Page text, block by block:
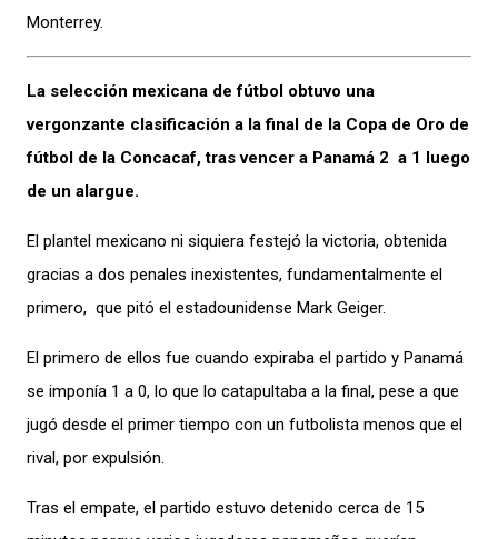
Monterrey.
La selección mexicana de fútbol obtuvo una
vergonzante clasificación a la final de la Copa de Oro de
fútbol de la Concacaf, tras vencer a Panamá 2 a 1 luego
de un alargue.
El plantel mexicano ni siquiera festejó la victoria, obtenida
gracias a dos penales inexistentes, fundamentalmente el
primero, que pitó el estadounidense Mark Geiger.
El primero de ellos fue cuando expiraba el partido y Panamá
se imponía 1 a 0, lo que lo catapultaba a la final, pese a que
jugó desde el primer tiempo con un futbolista menos que el
rival, por expulsión.
Tras el empate, el partido estuvo detenido cerca de 15